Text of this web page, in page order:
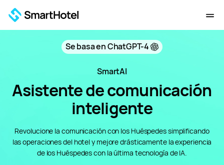
Se basa en ChatGPT-4
SmartAI
Asistente de comunicación
inteligente
Revolucione la comunicación con los Huéspedes simplificando
las operaciones del hotel y mejore drásticamente la experiencia
de los Huéspedes con la última tecnología de IA.